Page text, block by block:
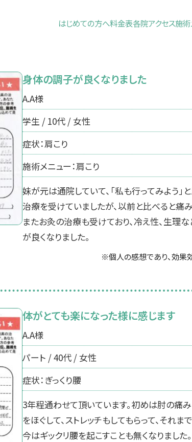
はじめての方へ料金表各院アクセス施術
身体の調子が良くなりました
A.A様
学生 / 10代 / 女性
症状：肩こり
施術メニュー：肩こり
妹が元は通院していて、「私も行ってみよう」
治療を受けていましたが、以前と比べると痛
またお灸の治療も受けており、冷え性、生理
が良くなりました。
※個人の感想であり、効果
体がとても楽になった様に感じます
A.A様
パート / 40代 / 女性
症状：ぎっくり腰
3年程通わせて頂いています。初めは肘の痛
をほぐして、ストレッチもしてもらって、それ
今はギックリ腰を起こすことも無くなりました。